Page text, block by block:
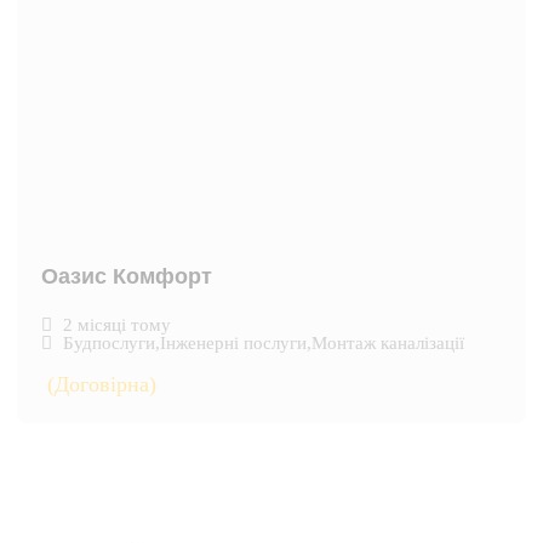
Оазис Комфорт
2 місяці тому
Будпослуги,Інженерні послуги,Монтаж каналізації
(Договірна)